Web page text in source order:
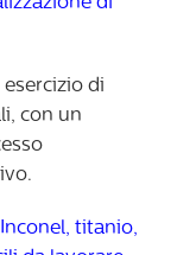
di
di
con un
Inconel, titanio,